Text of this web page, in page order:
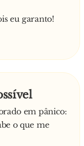
eu garanto!
em pânico:
o que me